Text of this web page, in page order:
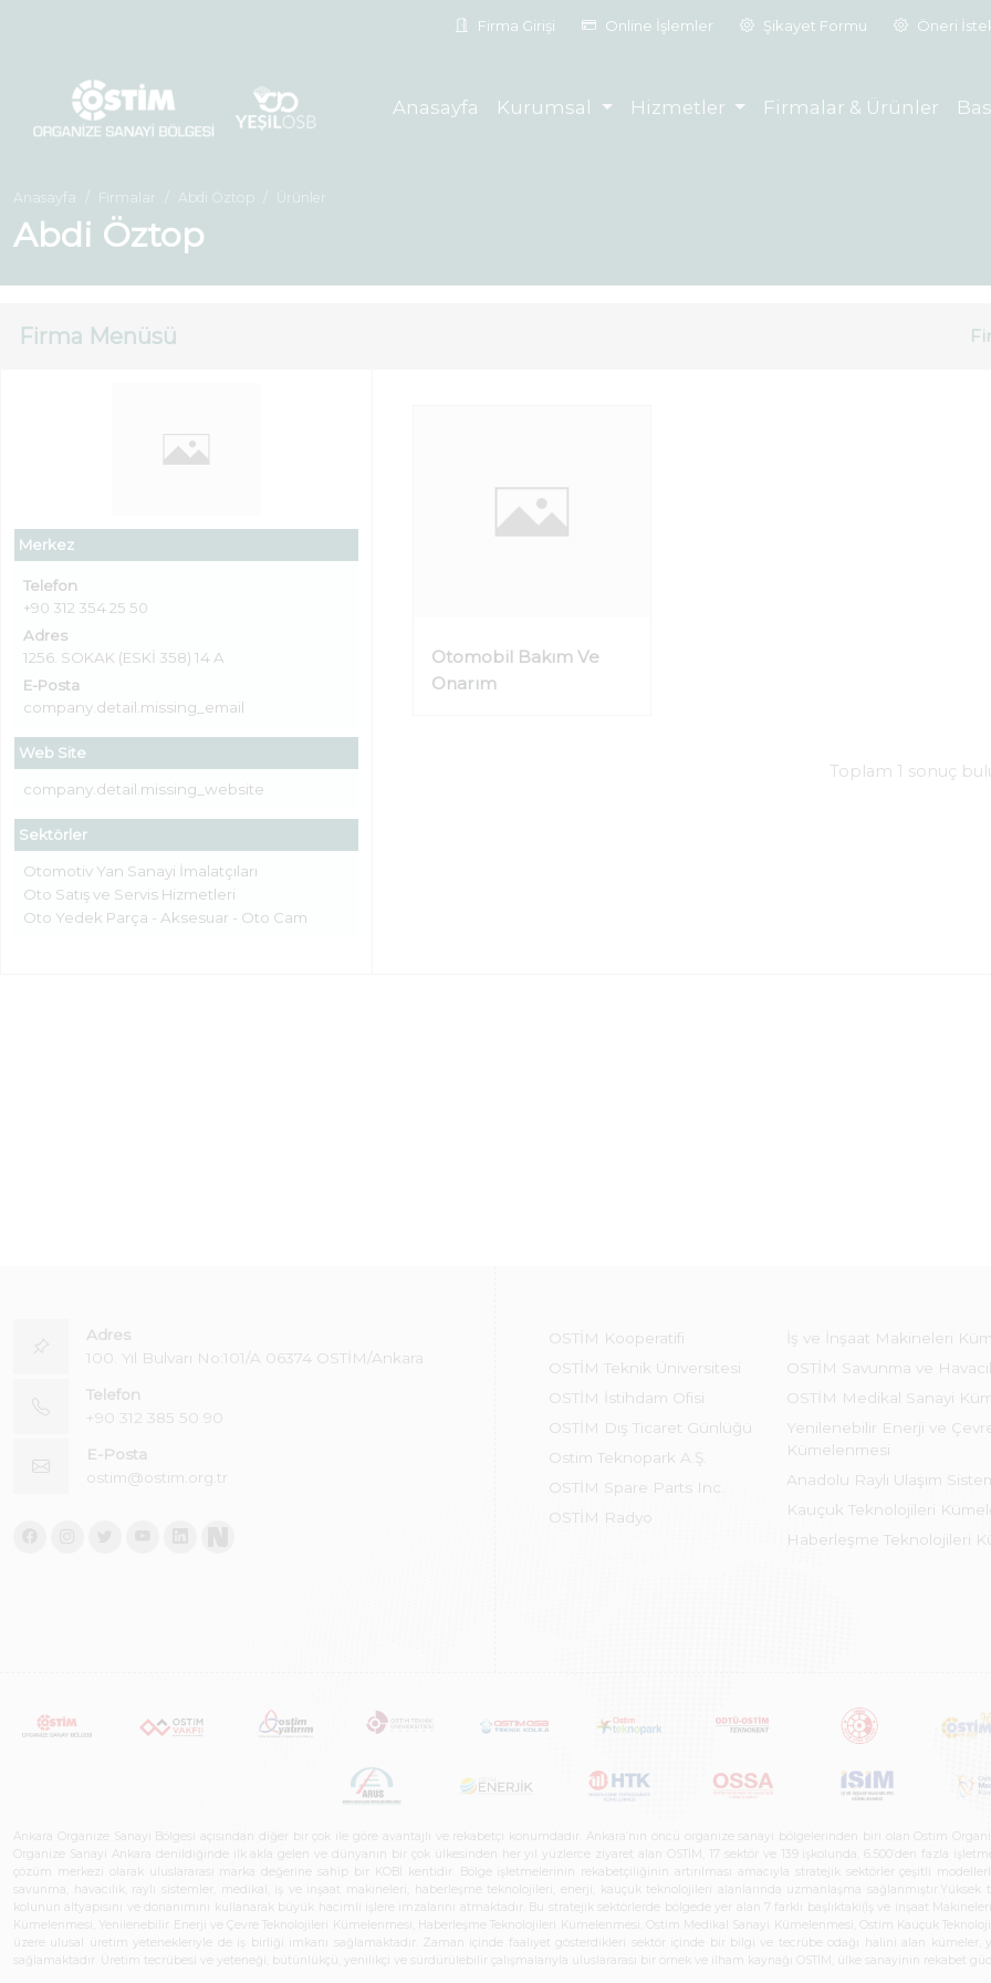
Firma Girişi Online İşlemler Şikayet Formu Öneri
Anasayfa Kurumsal Hizmetler Firmalar & Ürünler
Anasayfa Firmalar Abdi Öztop Ürünler
Abdi Öztop
Firma Menüsü
Merkez
Telefon
+90 312 354 25 50
Adres
1256. SOKAK (ESKİ 358) 14 A
E-Posta
company.detail.missing_email
Web Site
company.detail.missing_website
Sektörler
Otomotiv Yan Sanayi İmalatçıları
Oto Satış ve Servis Hizmetleri
Oto Yedek Parça - Aksesuar - Oto Cam
Otomobil Bakım Ve
Onarım
Toplam 1 sonuç
Adres
100. Yıl Bulvarı No:101/A 06374 OSTİM/Ankara
Telefon
+90 312 385 50 90
E-Posta
ostim@ostim.org.tr
OSTİM Kooperatifi
OSTİM Teknik Üniversitesi
OSTİM İstihdam Ofisi
OSTİM Dış Ticaret Günlüğü
Ostim Teknopark A.Ş.
OSTİM Spare Parts Inc.
OSTİM Radyo
İş ve İnşaat Makineleri
OSTİM Savunma ve
OSTİM Medikal Sanayi
Yenilenebilir Enerji ve
Kümelenmesi
Anadolu Raylı Ulaşım
Kauçuk Teknolojileri
Haberleşme Teknolojileri
Ankara Organize Sanayi Bölgesi açısından diğer bir çok ile göre avantajlı ve rekabetçi konumdadır. Ankara’nın öncü organize sanayi bölgelerinden biri olan Ostim
Organize Sanayi Ankara denildiğinde ilk akla gelen ve dünyanın bir çok ülkesinden her yıl yüzlerce ziyaret alan OSTİM, 17 sektör ve 139 işkolunda, 6.500’den fazla
çözüm merkezi olarak uluslararası marka değerine sahip bir KOBİ kentidir. Bölge işletmelerinin rekabetçiliğinin artırılması amacıyla stratejik sektörler çeşitli
savunma, havacılık, raylı sistemler, medikal, iş ve inşaat makineleri, haberleşme teknolojileri, enerji, kauçuk teknolojileri alanlarında uzmanlaşma
kolunun altyapısını ve donanımını kullanarak büyük hacimli işlere imzalarını atmaktadır. Bu stratejik sektörlerde bölgede yer alan 7 farklı başlıktaki(İş ve inşaat
Kümelenmesi, Yenilenebilir Enerji ve Çevre Teknolojileri Kümelenmesi, Haberleşme Teknolojileri Kümelenmesi, Ostim Medikal Sanayi Kümelenmesi, Ostim Kauçuk
üzere ulusal üretim yetenekleriyle de iş birliği imkanı sağlamaktadır. Zaman içinde faaliyet gösterdikleri sektör içinde bir bilgi ve tecrübe odağı halini alan
sağlamaktadır. Üretim tecrübesi ve yeteneği; bütünlükçü, yenilikçi ve sürdürülebilir çalışmalarıyla uluslararası bir örnek ve ilham kaynağı OSTİM, ülke sanayinin rekabet